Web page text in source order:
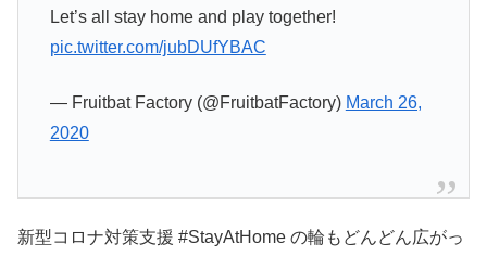
Let’s all stay home and play together!
pic.twitter.com/jubDUfYBAC
— Fruitbat Factory (@FruitbatFactory) March 26,
2020
新型コロナ対策支援 #StayAtHome の輪もどんどん広がっ